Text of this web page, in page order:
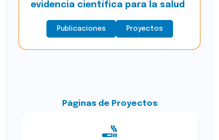
evidencia científica para la salud
Publicaciones Proyectos
Páginas de Proyectos